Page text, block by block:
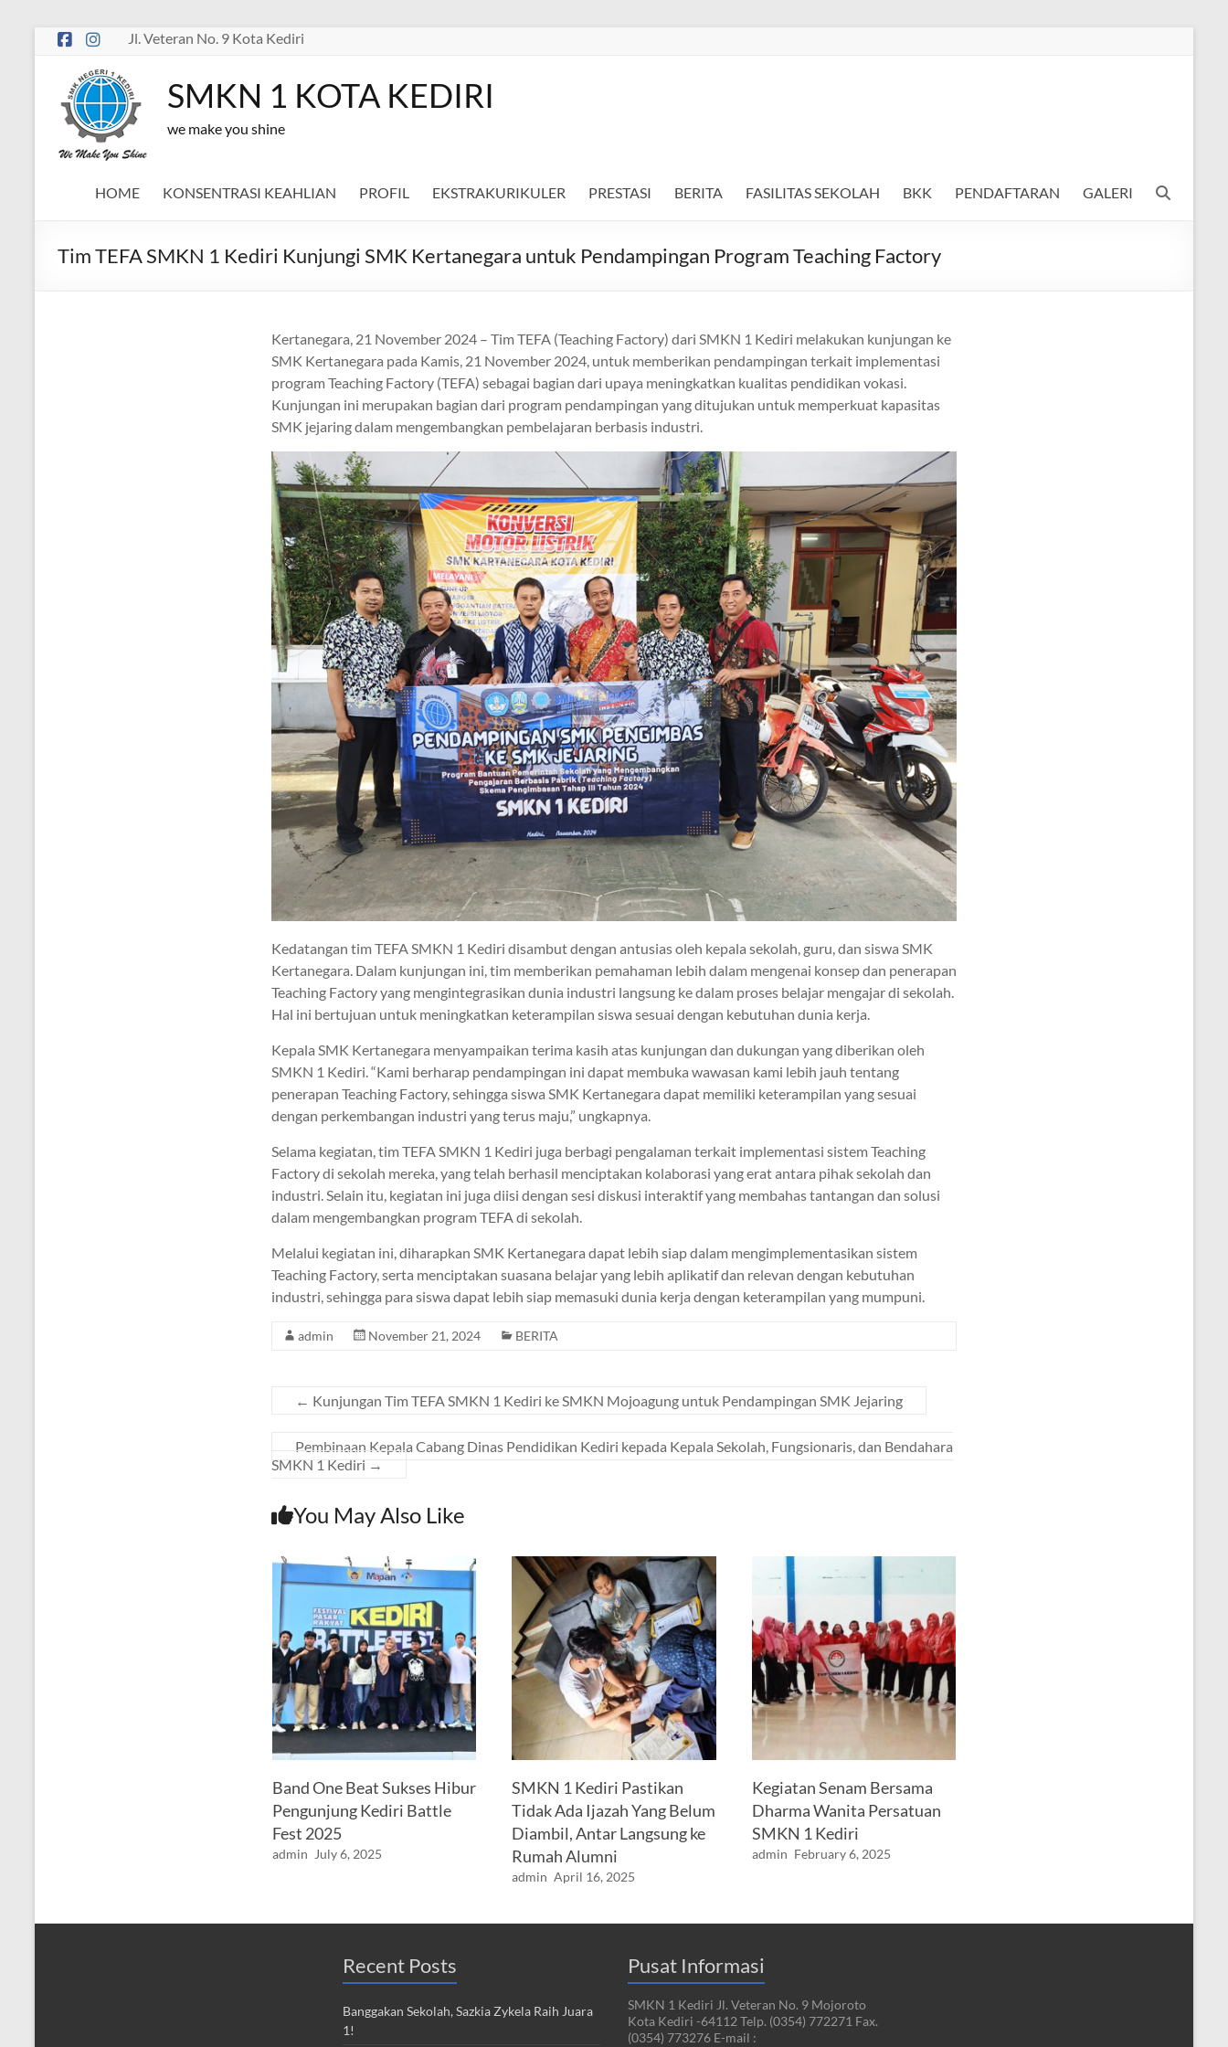
Skip
content
Jl. Veteran No. 9 Kota Kediri
SMKN 1 KOTA KEDIRI
we make you shine
HOME KONSENTRASI KEAHLIAN PROFIL EKSTRAKURIKULER PRESTASI BERITA FASILITAS SEKOLAH BKK PENDAFTARAN GALERI
Tim TEFA SMKN 1 Kediri Kunjungi SMK Kertanegara untuk Pendampingan Program Teaching Factory
Kertanegara, 21 November 2024 – Tim TEFA (Teaching Factory) dari SMKN 1 Kediri melakukan kunjungan ke
SMK Kertanegara pada Kamis, 21 November 2024, untuk memberikan pendampingan terkait implementasi
program Teaching Factory (TEFA) sebagai bagian dari upaya meningkatkan kualitas pendidikan vokasi.
Kunjungan ini merupakan bagian dari program pendampingan yang ditujukan untuk memperkuat kapasitas
SMK jejaring dalam mengembangkan pembelajaran berbasis industri.
Kedatangan tim TEFA SMKN 1 Kediri disambut dengan antusias oleh kepala sekolah, guru, dan siswa SMK
Kertanegara. Dalam kunjungan ini, tim memberikan pemahaman lebih dalam mengenai konsep dan penerapan
Teaching Factory yang mengintegrasikan dunia industri langsung ke dalam proses belajar mengajar di sekolah.
Hal ini bertujuan untuk meningkatkan keterampilan siswa sesuai dengan kebutuhan dunia kerja.
Kepala SMK Kertanegara menyampaikan terima kasih atas kunjungan dan dukungan yang diberikan oleh
SMKN 1 Kediri. “Kami berharap pendampingan ini dapat membuka wawasan kami lebih jauh tentang
penerapan Teaching Factory, sehingga siswa SMK Kertanegara dapat memiliki keterampilan yang sesuai
dengan perkembangan industri yang terus maju,” ungkapnya.
Selama kegiatan, tim TEFA SMKN 1 Kediri juga berbagi pengalaman terkait implementasi sistem Teaching
Factory di sekolah mereka, yang telah berhasil menciptakan kolaborasi yang erat antara pihak sekolah dan
industri. Selain itu, kegiatan ini juga diisi dengan sesi diskusi interaktif yang membahas tantangan dan solusi
dalam mengembangkan program TEFA di sekolah.
Melalui kegiatan ini, diharapkan SMK Kertanegara dapat lebih siap dalam mengimplementasikan sistem
Teaching Factory, serta menciptakan suasana belajar yang lebih aplikatif dan relevan dengan kebutuhan
industri, sehingga para siswa dapat lebih siap memasuki dunia kerja dengan keterampilan yang mumpuni.
admin November 21, 2024 BERITA
← Kunjungan Tim TEFA SMKN 1 Kediri ke SMKN Mojoagung untuk Pendampingan SMK Jejaring
Pembinaan Kepala Cabang Dinas Pendidikan Kediri kepada Kepala Sekolah, Fungsionaris, dan Bendahara
SMKN 1 Kediri →
You May Also Like
Band One Beat Sukses Hibur
Pengunjung Kediri Battle
Fest 2025
admin July 6, 2025
SMKN 1 Kediri Pastikan
Tidak Ada Ijazah Yang Belum
Diambil, Antar Langsung ke
Rumah Alumni
admin April 16, 2025
Kegiatan Senam Bersama
Dharma Wanita Persatuan
SMKN 1 Kediri
admin February 6, 2025
Recent Posts
Banggakan Sekolah, Sazkia Zykela Raih Juara
1!
Pusat Informasi
SMKN 1 Kediri Jl. Veteran No. 9 Mojoroto
Kota Kediri -64112 Telp. (0354) 772271 Fax.
(0354) 773276 E-mail :